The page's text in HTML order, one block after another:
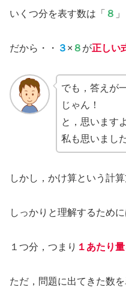
いくつ分を表す数は「 ８
だから・・ ３ × ８ が正しい
でも，答えが
じゃん！
と，思います
私も思いまし
しかし，かけ算という計
しっかりと理解するため
１つ分，つまり １あたり量
ただ，問題に出てきた数